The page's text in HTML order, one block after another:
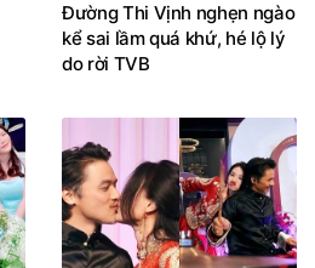
Đường Thi Vịnh nghẹn ngào
kể sai lầm quá khứ, hé lộ lý
do rời TVB